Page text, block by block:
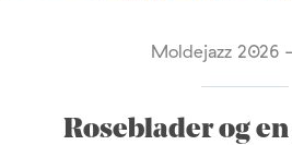
Moldejazz 2026
Roseblader og